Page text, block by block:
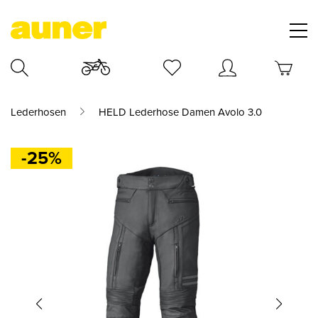
Lederhosen HELD Lederhose Damen Avolo 3.0
-25%